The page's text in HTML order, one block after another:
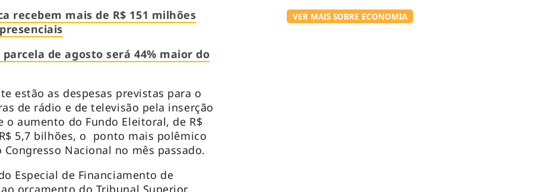
VER MAIS SOBRE ECONOMIA
recebem mais de R$ 151 milhões
de agosto será 44% maior do
estão as despesas previstas para o
de rádio e de televisão pela inserção
o aumento do Fundo Eleitoral, de R$
5,7 bilhões, o ponto mais polêmico
Nacional no mês passado.
Especial de Financiamento de